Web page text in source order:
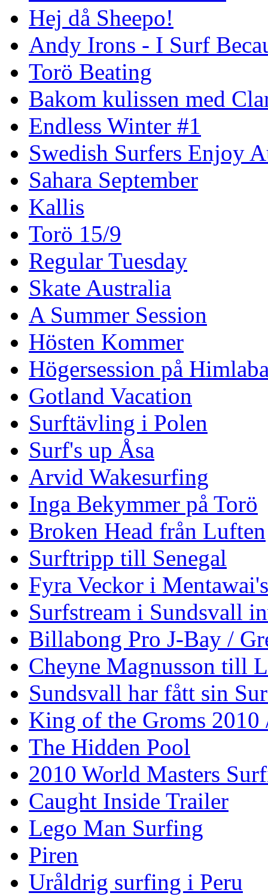
Hej då Sheepo!
Andy Irons - I Surf
Torö Beating
Bakom kulissen med
Endless Winter #1
Swedish Surfers Enjoy
Sahara September
Kallis
Torö 15/9
Regular Tuesday
Skate Australia
A Summer Session
Hösten Kommer
Högersession på
Gotland Vacation
Surftävling i Polen
Surf's up Åsa
Arvid Wakesurfing
Inga Bekymmer på Torö
Broken Head från Luften
Surftripp till Senegal
Fyra Veckor i Mentawai's
Surfstream i Sundsvall
Billabong Pro J-Bay /
Cheyne Magnusson till
Sundsvall har fått sin
King of the Groms
The Hidden Pool
2010 World Masters
Caught Inside Trailer
Lego Man Surfing
Piren
Uråldrig surfing i Peru